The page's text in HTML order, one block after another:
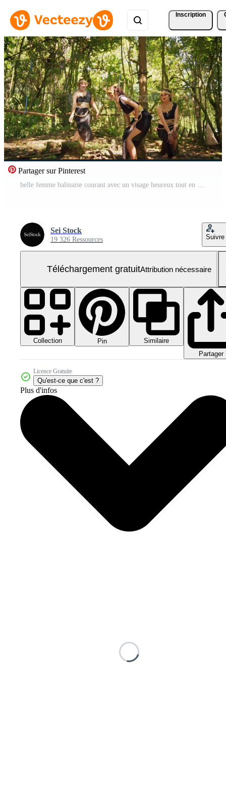
Inscription
Partager sur Pinterest
belle femme balinaise courant avec un visage heureux tout en portant une couronne dorée et une robe noire près de la forêt Vidéo Gratuite
Sei Stock
19 326 Ressources Suivre
Téléchargement gratuitAttribution nécessaire
Collection Pin
Similaire
Partager
Licence Gratuite
Qu'est-ce que c'est ?
Plus d'infos